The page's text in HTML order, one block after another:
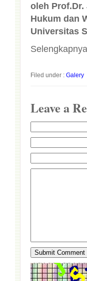
oleh Prof.Dr.
Hukum dan
Universitas
Filed under : Galery
Leave a